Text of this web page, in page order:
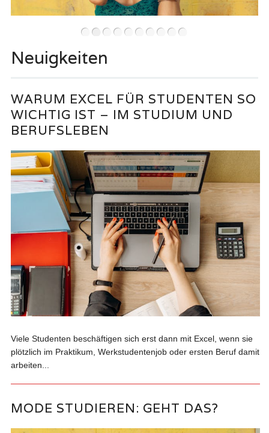
••••••••••
Neuigkeiten
WARUM EXCEL FÜR STUDENTEN SO
WICHTIG IST – IM STUDIUM UND
BERUFSLEBEN
Viele Studenten beschäftigen sich erst dann mit Excel, wenn sie
plötzlich im Praktikum, Werkstudentenjob oder ersten Beruf damit
arbeiten...
MODE STUDIEREN: GEHT DAS?